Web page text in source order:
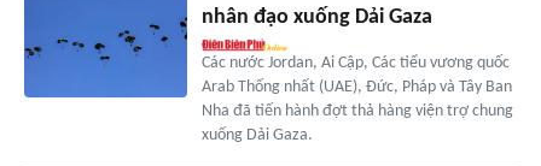
nhân đạo xuống Dải Gaza
Các nước Jordan, Ai Cập, Các tiểu vương quốc
Arab Thống nhất (UAE), Đức, Pháp và Tây Ban
Nha đã tiến hành đợt thả hàng viện trợ chung
xuống Dải Gaza.